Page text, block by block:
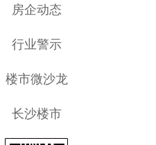
房企动态
行业警示
楼市微沙龙
长沙楼市